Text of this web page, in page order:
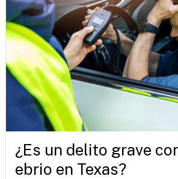
¿Es un delito grave
ebrio en Texas?